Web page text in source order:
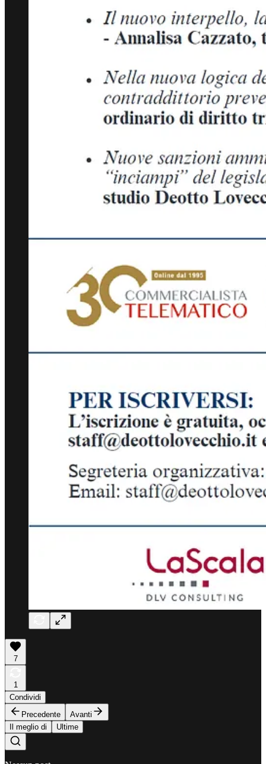
7
1
Condividi
Precedente
Avanti
Il meglio di
Ultime